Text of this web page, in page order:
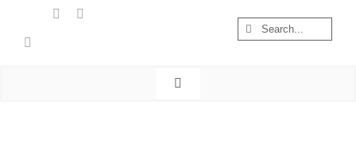
Suche
Toggle